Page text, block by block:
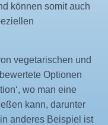
können somit auch
vegetarischen und
Optionen
wo man eine
kann, darunter
anderes Beispiel ist